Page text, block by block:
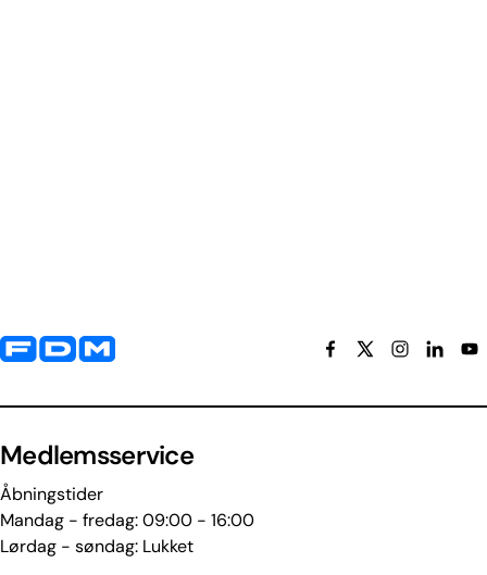
Yderligere information og kontaktoplysninger
Medlemsservice
Åbningstider
Mandag - fredag: 09:00 - 16:00
Lørdag - søndag: Lukket